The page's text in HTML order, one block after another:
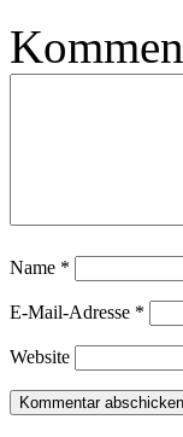
Name *
E-Mail-Adresse *
Website